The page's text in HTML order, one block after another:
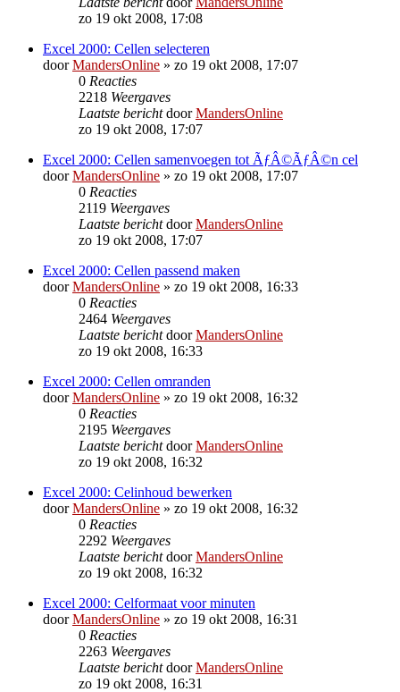
zo 19 okt 2008, 17:08
Excel 2000: Cellen selecteren
doorMandersOnline » zo 19 okt 2008, 17:07
0 Reacties
2218 Weergaves
Laatste berichtdoorMandersOnline
zo 19 okt 2008, 17:07
Excel 2000: Cellen samenvoegen tot ÃƒÂ©ÃƒÂ©n cel
doorMandersOnline » zo 19 okt 2008, 17:07
0 Reacties
2119 Weergaves
Laatste berichtdoorMandersOnline
zo 19 okt 2008, 17:07
Excel 2000: Cellen passend maken
doorMandersOnline » zo 19 okt 2008, 16:33
0 Reacties
2464 Weergaves
Laatste berichtdoorMandersOnline
zo 19 okt 2008, 16:33
Excel 2000: Cellen omranden
doorMandersOnline » zo 19 okt 2008, 16:32
0 Reacties
2195 Weergaves
Laatste berichtdoorMandersOnline
zo 19 okt 2008, 16:32
Excel 2000: Celinhoud bewerken
doorMandersOnline » zo 19 okt 2008, 16:32
0 Reacties
2292 Weergaves
Laatste berichtdoorMandersOnline
zo 19 okt 2008, 16:32
Excel 2000: Celformaat voor minuten
doorMandersOnline » zo 19 okt 2008, 16:31
0 Reacties
2263 Weergaves
Laatste berichtdoorMandersOnline
zo 19 okt 2008, 16:31